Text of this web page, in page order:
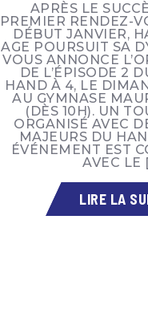
APRÈS LE
PREMIER RENDEZ-
DÉBUT JANVIER,
AGE POURSUIT SA
VOUS ANNONCE
DE L’ÉPISODE 2
HAND À 4, LE
AU GYMNASE
(DÈS 10H). UN
ORGANISÉ AVEC
MAJEURS DU
ÉVÉNEMENT EST
AVEC LE
LIRE LA